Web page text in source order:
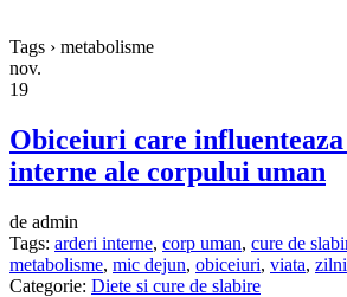
Tags › metabolisme
nov.
19
Obiceiuri care
interne ale corpului uman
de admin
Tags: arderi interne, corp uman, cure de
metabolisme, mic dejun, obiceiuri, viata,
Categorie: Diete si cure de slabire